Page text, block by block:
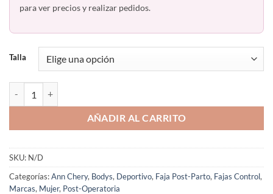
para ver precios y realizar pedidos.
Talla
AÑADIR AL CARRITO
SKU: N/D
Categorías:Ann Chery, Bodys, Deportivo, Faja Post-Parto, Fajas Control,
Marcas, Mujer, Post-Operatoria